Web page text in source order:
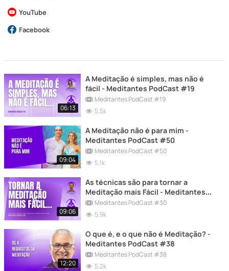
YouTube
Facebook
06:13
A Meditação é simples, mas não é
fácil - Meditantes PodCast #19
Meditantes PodCast #19
5,5k
09:04
A Meditação não é para mim -
Meditantes PodCast #50
Meditantes PodCast #50
5,1k
09:06
As técnicas são para tornar a
Meditação mais Fácil - Meditantes
PodCast #30
Meditantes PodCast #30
5,9k
12:20
O que é, e o que não é Meditação? -
Meditantes PodCast #38
Meditantes PodCast #38
5,2k